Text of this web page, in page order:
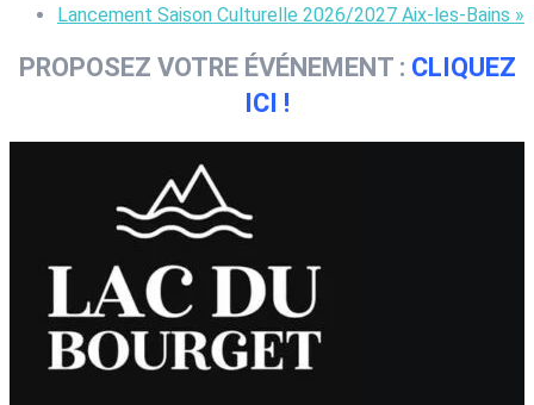
Lancement Saison Culturelle 2026/2027 Aix-les-Bains »
PROPOSEZ VOTRE ÉVÉNEMENT : CLIQUEZ
ICI !